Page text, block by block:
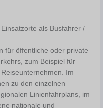
als Busfahrer /
für öffentliche oder private
zum Beispiel für
Im
zu den einzelnen
Linienfahrplans, im
nationale und